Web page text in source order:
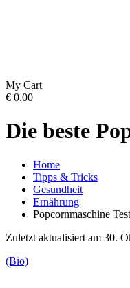
My Cart
€ 0,00
Die beste
Home
Tipps & Tricks
Gesundheit
Ernährung
Popcornmaschine
Zuletzt aktualisiert am 30.
(Bio)